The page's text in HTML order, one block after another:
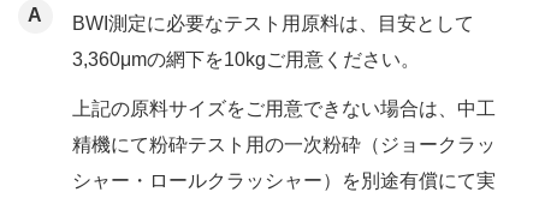
BWI測定に必要なテスト用原料は、目安として
3,360μmの網下を10kgご用意ください。
上記の原料サイズをご用意できない場合は、中工
精機にて粉砕テスト用の一次粉砕（ジョークラッ
シャー・ロールクラッシャー）を別途有償にて実